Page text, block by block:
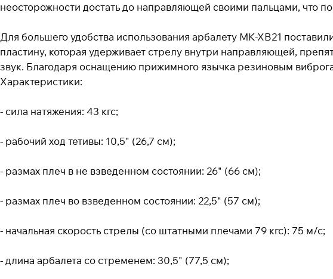
неосторожности достать до направляющей своими пальцами, что
Для большего удобства использования арбалету MK-XB21
пластину, которая удерживает стрелу внутри направляющей,
звук. Благодаря оснащению прижимного язычка резиновым
Характеристики:
- сила натяжения: 43 кгс;
- рабочий ход тетивы: 10,5" (26,7 см);
- размах плеч в не взведенном состоянии: 26" (66 см);
- размах плеч во взведенном состоянии: 22,5" (57 см);
- начальная скорость стрелы (со штатными плечами 79 кгс): 75 м/с;
- длина арбалета со стременем: 30,5" (77,5 см);